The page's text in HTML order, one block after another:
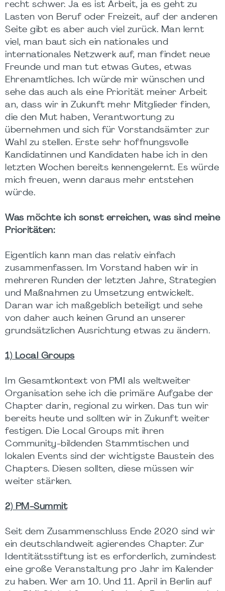
recht schwer. Ja es ist Arbeit, ja es geht zu
Lasten von Beruf oder Freizeit, auf der anderen
Seite gibt es aber auch viel zurück. Man lernt
viel, man baut sich ein nationales und
internationales Netzwerk auf, man findet neue
Freunde und man tut etwas Gutes, etwas
Ehrenamtliches. Ich würde mir wünschen und
sehe das auch als eine Priorität meiner Arbeit
an, dass wir in Zukunft mehr Mitglieder finden,
die den Mut haben, Verantwortung zu
übernehmen und sich für Vorstandsämter zur
Wahl zu stellen. Erste sehr hoffnungsvolle
Kandidatinnen und Kandidaten habe ich in den
letzten Wochen bereits kennengelernt. Es würde
mich freuen, wenn daraus mehr entstehen
würde.
Was möchte ich sonst erreichen, was sind meine
Prioritäten:
Eigentlich kann man das relativ einfach
zusammenfassen. Im Vorstand haben wir in
mehreren Runden der letzten Jahre, Strategien
und Maßnahmen zu Umsetzung entwickelt.
Daran war ich maßgeblich beteiligt und sehe
von daher auch keinen Grund an unserer
grundsätzlichen Ausrichtung etwas zu ändern.
1) Local Groups
Im Gesamtkontext von PMI als weltweiter
Organisation sehe ich die primäre Aufgabe der
Chapter darin, regional zu wirken. Das tun wir
bereits heute und sollten wir in Zukunft weiter
festigen. Die Local Groups mit ihren
Community-bildenden Stammtischen und
lokalen Events sind der wichtigste Baustein des
Chapters. Diesen sollten, diese müssen wir
weiter stärken.
2) PM-Summit
Seit dem Zusammenschluss Ende 2020 sind wir
ein deutschlandweit agierendes Chapter. Zur
Identitätsstiftung ist es erforderlich, zumindest
eine große Veranstaltung pro Jahr im Kalender
zu haben. Wer am 10. Und 11. April in Berlin auf